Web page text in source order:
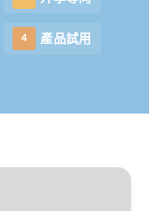
4 產品試用